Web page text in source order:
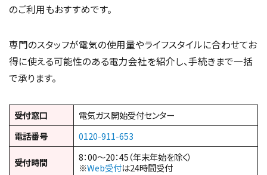
のご利用もおすすめです。
専門のスタッフが電気の使用量やライフスタイルに合わせてお
得に使える可能性のある電力会社を紹介し、手続きまで一括
で承ります。
受付窓口
電気ガス開始受付センター
電話番号
0120-911-653
受付時間
8：00～20：45（年末年始を除く）
※Web受付は24時間受付